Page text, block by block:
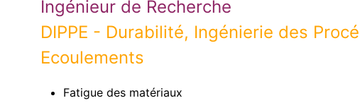
Ingénieur de Recherche
DIPPE - Durabilité, Ingénierie des
Ecoulements
Fatigue des matériaux